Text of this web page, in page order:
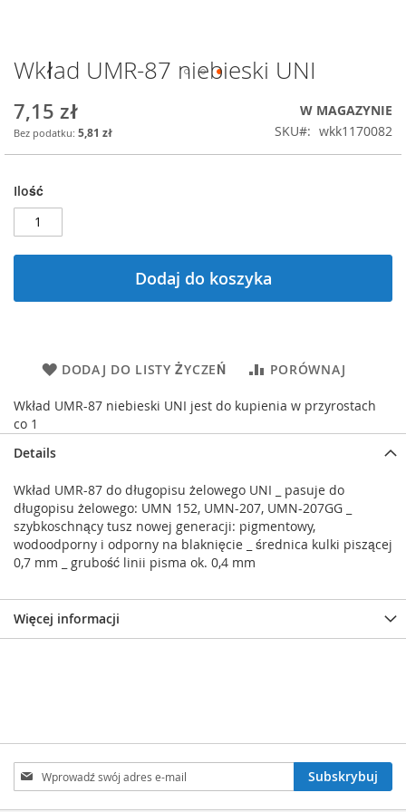
Przejdź
na
początek
galerii
Wkład UMR-87 niebieski UNI
7,15 zł
5,81 zł
W MAGAZYNIE
SKU
wkk1170082
Ilość
Dodaj do koszyka
DODAJ DO LISTY ŻYCZEŃ PORÓWNAJ
Wkład UMR-87 niebieski UNI jest do kupienia w przyrostach
co 1
Details
Wkład UMR-87 do długopisu żelowego UNI _ pasuje do
długopisu żelowego: UMN 152, UMN-207, UMN-207GG _
szybkoschnący tusz nowej generacji: pigmentowy,
wodoodporny i odporny na blaknięcie _ średnica kulki piszącej
0,7 mm _ grubość linii pisma ok. 0,4 mm
Więcej informacji
Subskrybuj
nasz
newsletter:
Subskrybuj